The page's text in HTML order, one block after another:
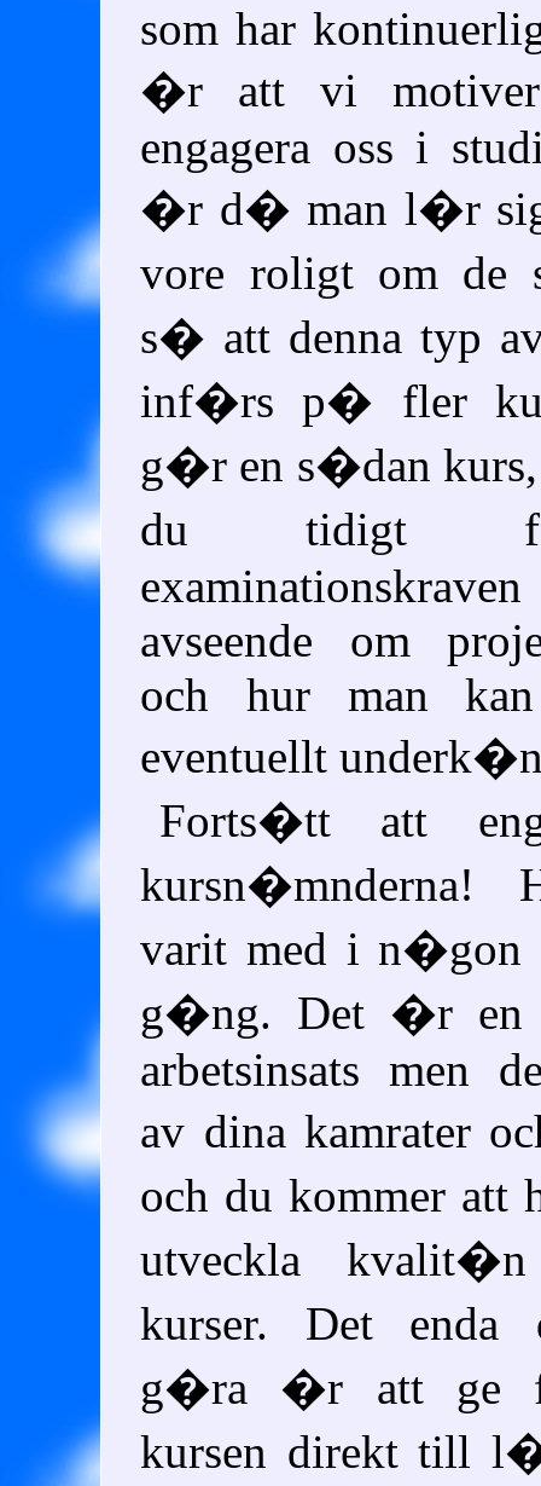
som har
�r att vi
engagera oss i
�r d� man l�r
vore roligt om
s� att denna typ
inf�rs p� fler
g�r en s�dan
du tidigt
avseende om
och hur man kan
eventuellt
Forts�tt att
kursn�mnderna!
varit med i n�gon
g�ng. Det �r en
arbetsinsats men
av dina kamrater
och du kommer
utveckla
kurser. Det enda
g�ra �r att ge
kursen direkt till